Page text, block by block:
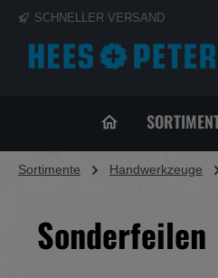
Zur Hauptnavigation
SCHNELLER VERSAND
Sortimente Handwerkzeuge
Sonderfeilen